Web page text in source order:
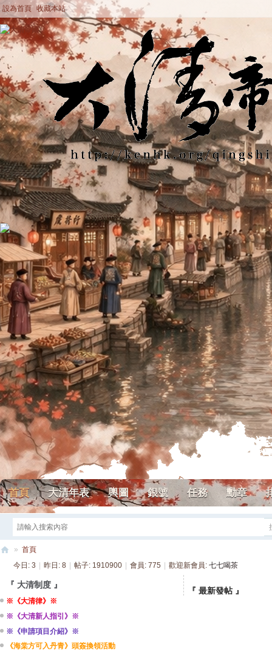
設為首頁 收藏本站
首頁 大清年表 輿圖 銀號 任務 勳章
帝
國
» 首頁
今日: 3 昨日: 8 帖子: 1910900 會員: 775 歡迎新會員: 七七喝茶
『 大清制度 』
※《大清律》※
※《大清新人指引》※
※《申請項目介紹》※
《海棠方可入丹青》頭簽換領活動
『 最新發帖 』